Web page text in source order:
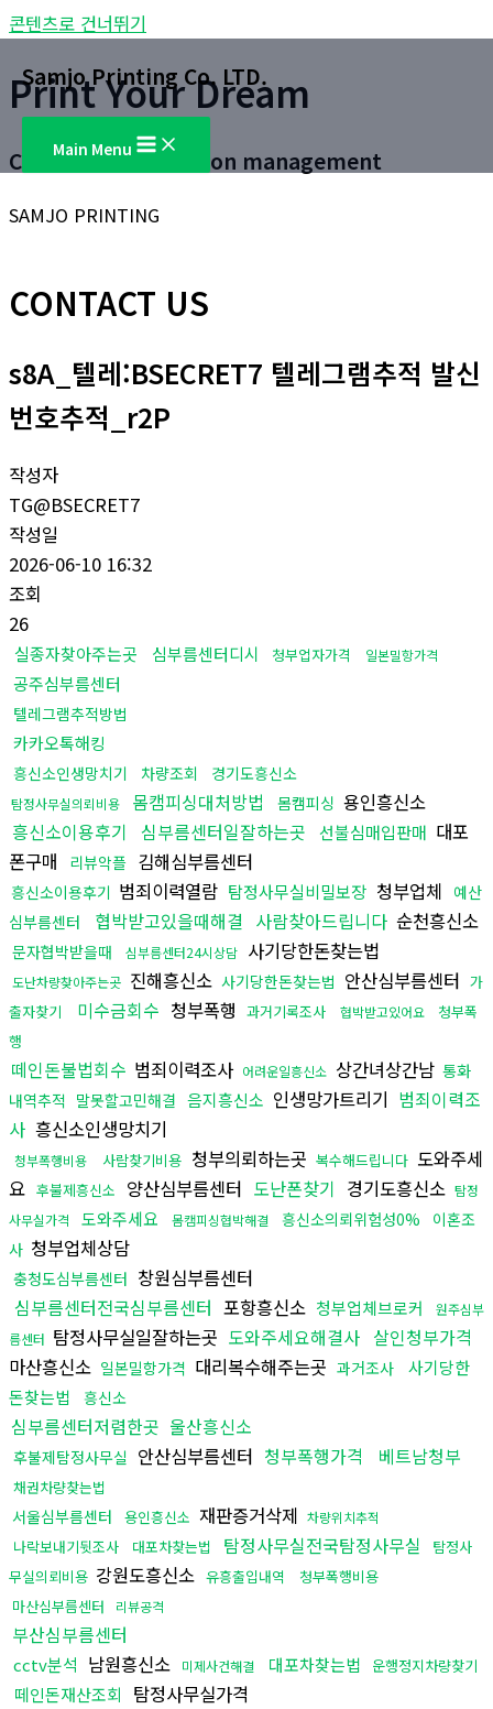
콘텐츠로 건너뛰기
Samjo Printing Co. LTD.
Main Menu
Print Your Dream
Customer satisfaction management
SAMJO PRINTING
CONTACT US
s8A_텔레:BSECRET7 텔레그램추적 발신
번호추적_r2P
작성자
TG@BSECRET7
작성일
2026-06-10 16:32
조회
26
실종자찾아주는곳 심부름센터디시 청부업자가격 일본밀항가격
공주심부름센터
텔레그램추적방법
카카오톡해킹
흥신소인생망치기 차량조회 경기도흥신소
탐정사무실의뢰비용 몸캠피싱대처방법 몸캠피싱 용인흥신소
흥신소이용후기 심부름센터일잘하는곳 선불심매입판매 대포
폰구매
리뷰악플 김해심부름센터
흥신소이용후기 범죄이력열람 탐정사무실비밀보장 청부업체 예산
심부름센터
협박받고있을때해결 사람찾아드립니다 순천흥신소
문자협박받을때 심부름센터24시상담 사기당한돈찾는법
도난차량찾아주는곳 진해흥신소 사기당한돈찾는법 안산심부름센터 가
출자찾기
미수금회수 청부폭행 과거기록조사 협박받고있어요
청부폭
행
떼인돈불법회수 범죄이력조사 어려운일흥신소 상간녀상간남 통화
내역추적 말못할고민해결 음지흥신소 인생망가트리기 범죄이력조
사 흥신소인생망치기
청부폭행비용 사람찾기비용 청부의뢰하는곳 복수해드립니다 도와주세
요 후불제흥신소 양산심부름센터 도난폰찾기 경기도흥신소 탐정
사무실가격
도와주세요 몸캠피싱협박해결 흥신소의뢰위험성0%
이혼조
사 청부업체상담
충청도심부름센터 창원심부름센터
심부름센터전국심부름센터 포항흥신소 청부업체브로커
원주심부
름센터 탐정사무실일잘하는곳 도와주세요해결사 살인청부가격
마산흥신소 일본밀항가격 대리복수해주는곳 과거조사
사기당한
돈찾는법
흥신소
심부름센터저렴한곳 울산흥신소
후불제탐정사무실 안산심부름센터 청부폭행가격 베트남청부
채권차량찾는법
서울심부름센터 용인흥신소 재판증거삭제 차량위치추적
나락보내기뒷조사 대포차찾는법 탐정사무실전국탐정사무실
탐정사
무실의뢰비용 강원도흥신소 유흥출입내역
청부폭행비용
마산심부름센터
리뷰공격
부산심부름센터
cctv분석 남원흥신소 미제사건해결 대포차찾는법 운행정지차량찾기
떼인돈재산조회
탐정사무실가격